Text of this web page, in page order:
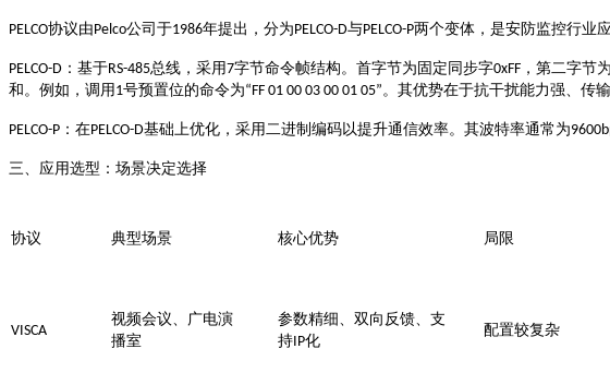
PELCO协议由 Pelco公司于1986年提出，分为 PELCO-D与PELCO-P两个变体，是安防监控行业
PELCO-D ：基于RS-485总线，采用7字节命令帧结构。首字节为固定同步字0xFF ，第二字节
和 。例如，调用 1号预置位的命令为“FF 01 00 03 00 01 05”。其优势在于抗干扰能力强、传
PELCO-P ：在PELCO-D基础上优化，采用二进制编码以提升通信效率。其波特率通常为
三、应用选型：场景决定选择
协议 典型场景 核心优势 局限
VISCA
视频会议、广电演
播室
参数精细、双向反馈、支
持 IP化
配置较复杂